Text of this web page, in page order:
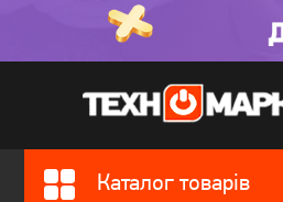
Каталог товарів